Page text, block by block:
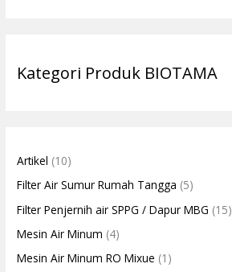
Kategori Produk BIOTAMA
Artikel (10)
Filter Air Sumur Rumah Tangga (5)
Filter Penjernih air SPPG / Dapur MBG (15)
Mesin Air Minum (4)
Mesin Air Minum RO Mixue (1)